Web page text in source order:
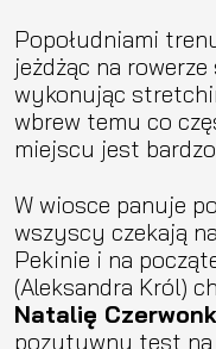
Popołudniami
jeżdżąc na
wykonując
wbrew temu co
miejscu jest
W wiosce panuje
wszyscy czekają
Pekinie i na
(Aleksandra Król)
Natalię
pozytywny test na